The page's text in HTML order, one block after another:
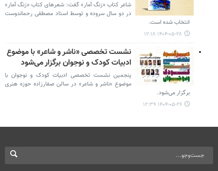
شاعر کتاب «زنگ آمار» گفت: شعرهای کتاب «زنگ آمار»
در دو سال سروده و توسط استاد مصطفی رحماندوست
انتخاب شده است.
۱۴۰۴-۰۵-۲۸ ۱۲:۱۸
نشست تخصصی «ناشر و شاعر» با موضوع
ادبیات کودک و نوجوان برگزار می‌شود
پنجمین نشست تخصصی ادبیات کودک و نوجوان با
موضوع «ناشر و شاعر» در سالن صفارزاده حوزه هنری
برگزار می‌شود.
۱۴۰۴-۰۵-۲۶ ۱۲:۳۹